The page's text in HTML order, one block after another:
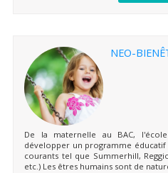
NEO-
De la maternelle au BAC,
développer un programme
courants tel que Summerhill,
etc.) Les êtres humains sont de